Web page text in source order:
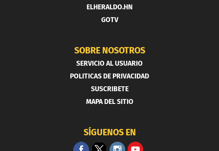
ELHERALDO.HN
GOTV
SOBRE NOSOTROS
SERVICIO AL USUARIO
POLITICAS DE PRIVACIDAD
SUSCRIBETE
MAPA DEL SITIO
SÍGUENOS EN